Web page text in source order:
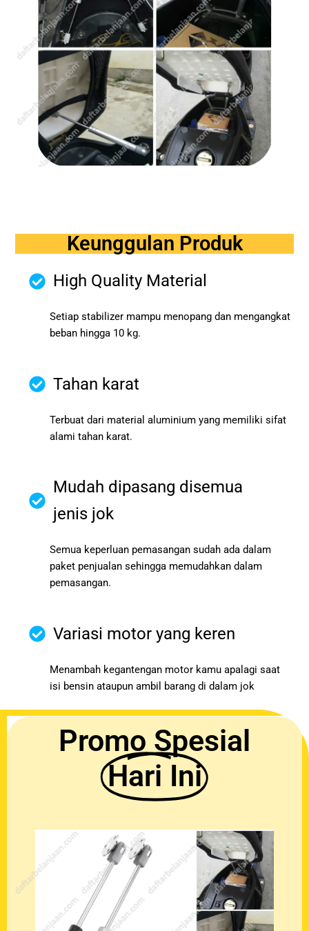
Keunggulan Produk
High Quality Material
Setiap stabilizer mampu menopang dan mengangkat
beban hingga 10 kg.
Tahan karat
Terbuat dari material aluminium yang memiliki sifat
alami tahan karat.
Mudah dipasang disemua
jenis jok
Semua keperluan pemasangan sudah ada dalam
paket penjualan sehingga memudahkan dalam
pemasangan.
Variasi motor yang keren
Menambah kegantengan motor kamu apalagi saat
isi bensin ataupun ambil barang di dalam jok
Promo Spesial
Hari Ini